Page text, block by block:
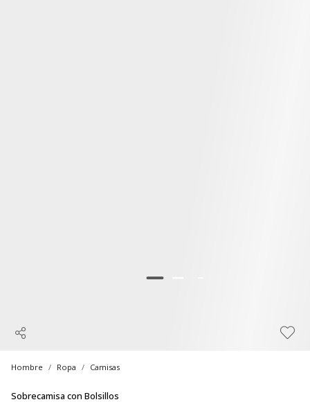
Hombre Ropa Camisas
Sobrecamisa con Bolsillos